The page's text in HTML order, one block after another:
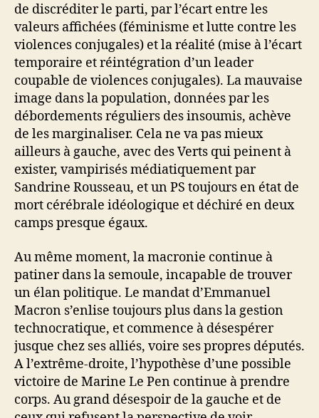
de discréditer le parti, par l’écart entre les
valeurs affichées (féminisme et lutte contre les
violences conjugales) et la réalité (mise à l’écart
temporaire et réintégration d’un leader
coupable de violences conjugales). La mauvaise
image dans la population, données par les
débordements réguliers des insoumis, achève
de les marginaliser. Cela ne va pas mieux
ailleurs à gauche, avec des Verts qui peinent à
exister, vampirisés médiatiquement par
Sandrine Rousseau, et un PS toujours en état de
mort cérébrale idéologique et déchiré en deux
camps presque égaux.
Au même moment, la macronie continue à
patiner dans la semoule, incapable de trouver
un élan politique. Le mandat d’Emmanuel
Macron s’enlise toujours plus dans la gestion
technocratique, et commence à désespérer
jusque chez ses alliés, voire ses propres députés.
A l’extrême-droite, l’hypothèse d’une possible
victoire de Marine Le Pen continue à prendre
corps. Au grand désespoir de la gauche et de